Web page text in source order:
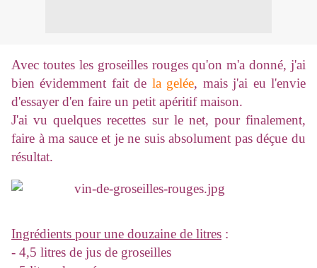
Avec toutes les groseilles rouges qu'on m'a donné, j'ai
bien évidemment fait de la gelée, mais j'ai eu l'envie
d'essayer d'en faire un petit apéritif maison.
J'ai vu quelques recettes sur le net, pour finalement,
faire à ma sauce et je ne suis absolument pas déçue du
résultat.
Ingrédients pour une douzaine de litres :
- 4,5 litres de jus de groseilles